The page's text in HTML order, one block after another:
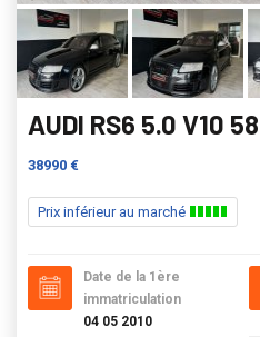
AUDI RS6 5.0 V10
38990 €
Prix inférieur au marché
Date de la 1ère
immatriculation
04 05 2010